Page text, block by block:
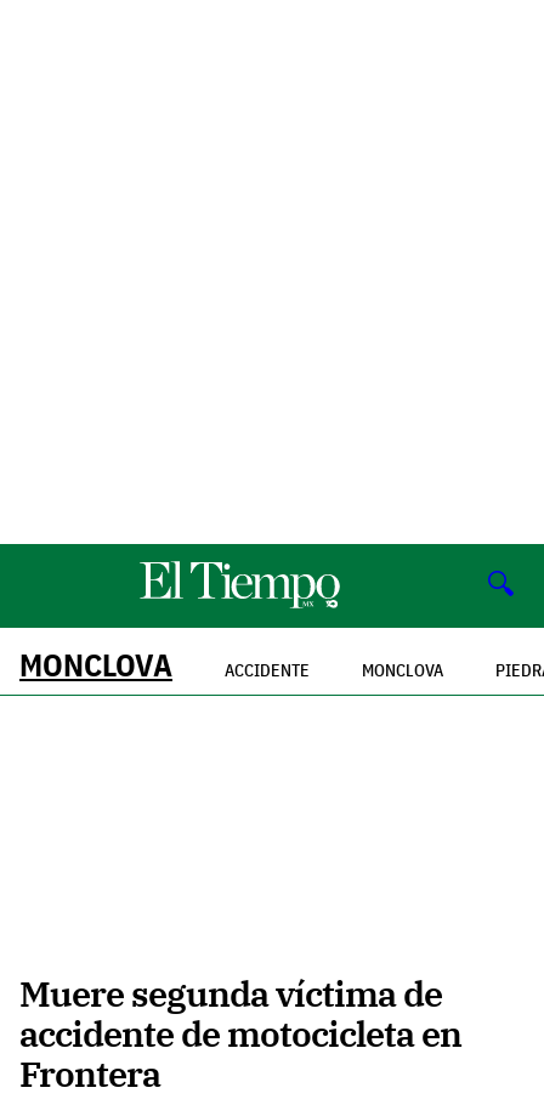
🔍
MONCLOVA ACCIDENTE MONCLOVA
Muere segunda víctima de
accidente de motocicleta en
Frontera